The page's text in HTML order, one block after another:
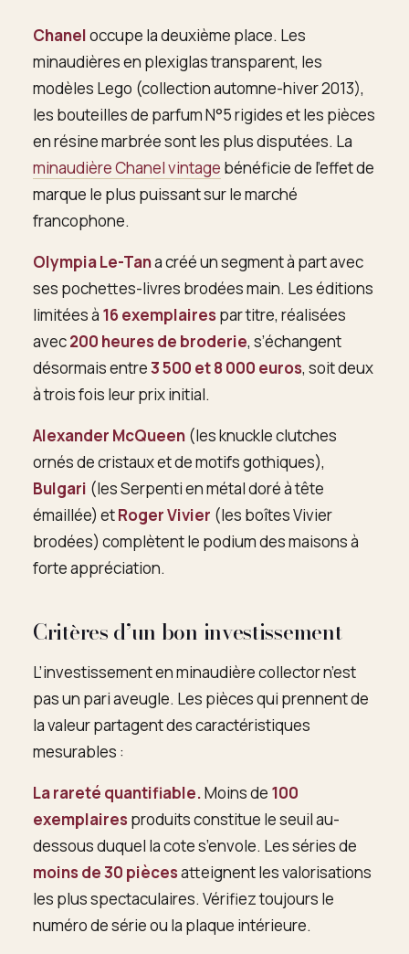
Chaneloccupe la deuxième place. Les
minaudières en plexiglas transparent, les
modèles Lego (collection automne-hiver 2013),
les bouteilles de parfum N°5 rigides et les pièces
en résine marbrée sont les plus disputées. La
minaudière Chanel vintage bénéficie de l’effet de
marque le plus puissant sur le marché
francophone.
Olympia Le-Tana créé un segment à part avec
ses pochettes-livres brodées main. Les éditions
limitées à 16 exemplaires par titre, réalisées
avec200 heures de broderie, s’échangent
désormais entre3 500 et 8 000 euros, soit deux
à trois fois leur prix initial.
Alexander McQueen (les knuckle clutches
ornés de cristaux et de motifs gothiques),
Bulgari (les Serpenti en métal doré à tête
émaillée) etRoger Vivier (les boîtes Vivier
brodées) complètent le podium des maisons à
forte appréciation.
Critères d’un bon investissement
L’investissement en minaudière collector n’est
pas un pari aveugle. Les pièces qui prennent de
la valeur partagent des caractéristiques
mesurables :
La rareté quantifiable.Moins de 100
exemplaires produits constitue le seuil au-
dessous duquel la cote s’envole. Les séries de
moins de 30 piècesatteignent les valorisations
les plus spectaculaires. Vérifiez toujours le
numéro de série ou la plaque intérieure.